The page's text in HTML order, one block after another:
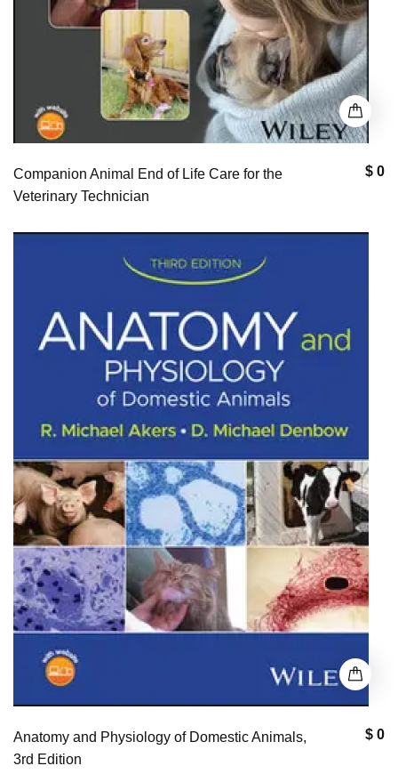
$ 0
Companion Animal End of Life Care for the
Veterinary Technician
$ 0
Anatomy and Physiology of Domestic Animals,
3rd Edition